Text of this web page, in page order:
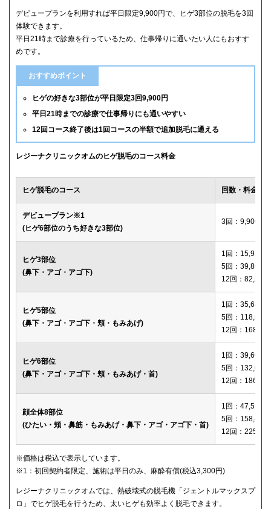
デビュープランを利用すれば平日限定9,900円で、ヒゲ3部位の脱毛を3回
体験できます。
平日21時まで診療を行っているため、仕事帰りに通いたい人にもおすす
めです。
おすすめポイント
ヒゲの好きな3部位が平日限定3回9,900円
平日21時までの診療で仕事帰りにも通いやすい
12回コース終了後は1回コースの半額で追加脱毛に通える
レジーナクリニックオムのヒゲ脱毛のコース料金
ヒゲ脱毛のコース 回数・料金
デビュープラン※1
(ヒゲ6部位のうち好きな3部位)
3回：9,900円
ヒゲ3部位
(鼻下・アゴ・アゴ下)
1回：15,920円
5回：39,800円
12回：82,560
ヒゲ5部位
(鼻下・アゴ・アゴ下・頬・もみあげ)
1回：35,640円
5回：118,800
12回：
ヒゲ6部位
(鼻下・アゴ・アゴ下・頬・もみあげ・首)
1回：39,600円
5回：132,000
12回：
顔全体8部位
(ひたい・頬・鼻筋・もみあげ・鼻下・アゴ・アゴ下・首)
1回：47,520円
5回：158,400
12回：
※価格は税込で表示しています。
※1：初回契約者限定、施術は平日のみ、麻酔有償(税込3,300円)
レジーナクリニックオムでは、熱破壊式の脱毛機「ジェントルマックスプ
ロ」でヒゲ脱毛を行うため、太いヒゲも効率よく脱毛できます。